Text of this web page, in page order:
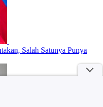
Salah Satunya Punya